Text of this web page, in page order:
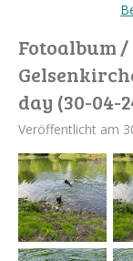
Fotoalbum
day (30-04-
Veröffentlicht am